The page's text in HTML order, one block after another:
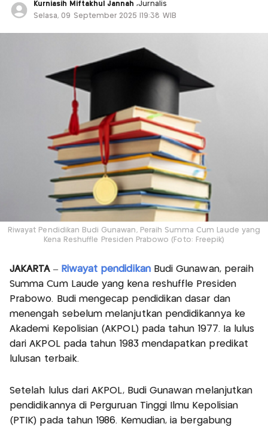
Kurniasih Miftakhul Jannah,Jurnalis
Selasa, 09 September 2025 |19:38 WIB
Riwayat Pendidikan Budi Gunawan, Peraih Summa Cum Laude yang
Kena Reshuffle Presiden Prabowo (Foto: Freepik)
JAKARTA– Riwayat pendidikanBudi Gunawan, peraih
Summa Cum Laude yang kena reshuffle Presiden
Prabowo. Budi mengecap pendidikan dasar dan
menengah sebelum melanjutkan pendidikannya ke
Akademi Kepolisian (AKPOL) pada tahun 1977. Ia lulus
dari AKPOL pada tahun 1983 mendapatkan predikat
lulusan terbaik.
Setelah lulus dari AKPOL, Budi Gunawan melanjutkan
pendidikannya di Perguruan Tinggi Ilmu Kepolisian
(PTIK) pada tahun 1986. Kemudian, ia bergabung